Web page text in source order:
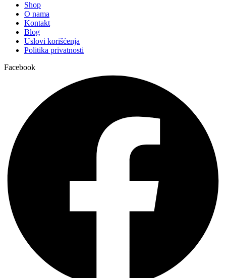
Shop
O nama
Kontakt
Blog
Uslovi korišćenja
Politika privatnosti
Facebook